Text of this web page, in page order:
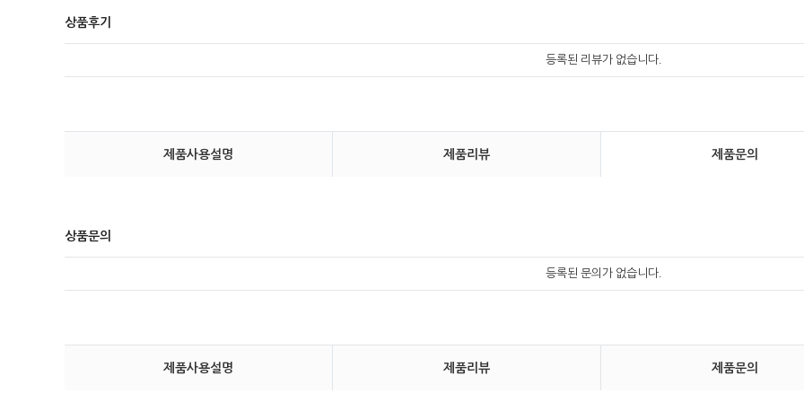
상품후기
등록된 리뷰가 없습니다.
제품사용설명 제품리뷰 제품문의
상품문의
등록된 문의가 없습니다.
제품사용설명 제품리뷰 제품문의